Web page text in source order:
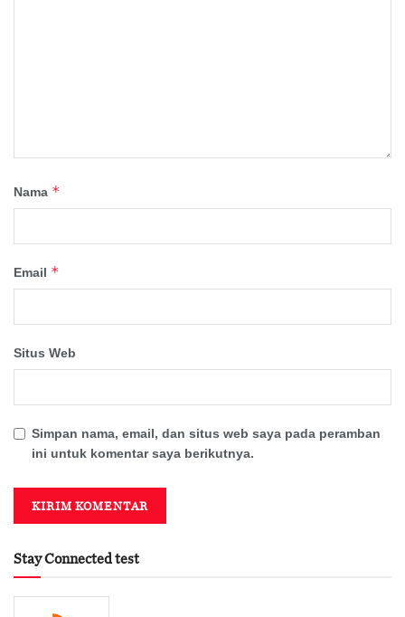
Nama *
Email *
Situs Web
Simpan nama, email, dan situs web saya pada peramban
ini untuk komentar saya berikutnya.
Stay Connected test